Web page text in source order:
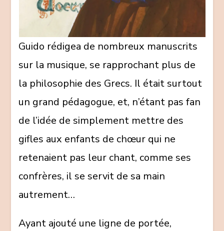
Guido rédigea de nombreux manuscrits
sur la musique, se rapprochant plus de
la philosophie des Grecs. Il était surtout
un grand pédagogue, et, n’étant pas fan
de l’idée de simplement mettre des
gifles aux enfants de chœur qui ne
retenaient pas leur chant, comme ses
confrères, il se servit de sa main
autrement…
Ayant ajouté une ligne de portée,